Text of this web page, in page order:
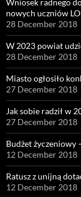
Wniosek radnego
nowych uczniów
28 December 2018
W 2023 powiat
28 December 2018
Miasto ogłosiło
27 December 2018
Jak sobie radził w
27 December 2018
Budżet życzeniowy
12 December 2018
Ratusz z unijną
12 December 2018